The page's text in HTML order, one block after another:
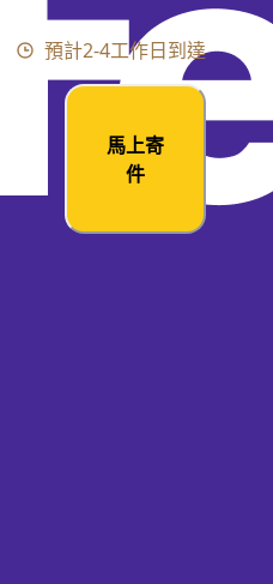
預計2-4工作日到達
馬上寄
件